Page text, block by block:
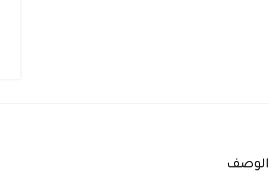
الوصف